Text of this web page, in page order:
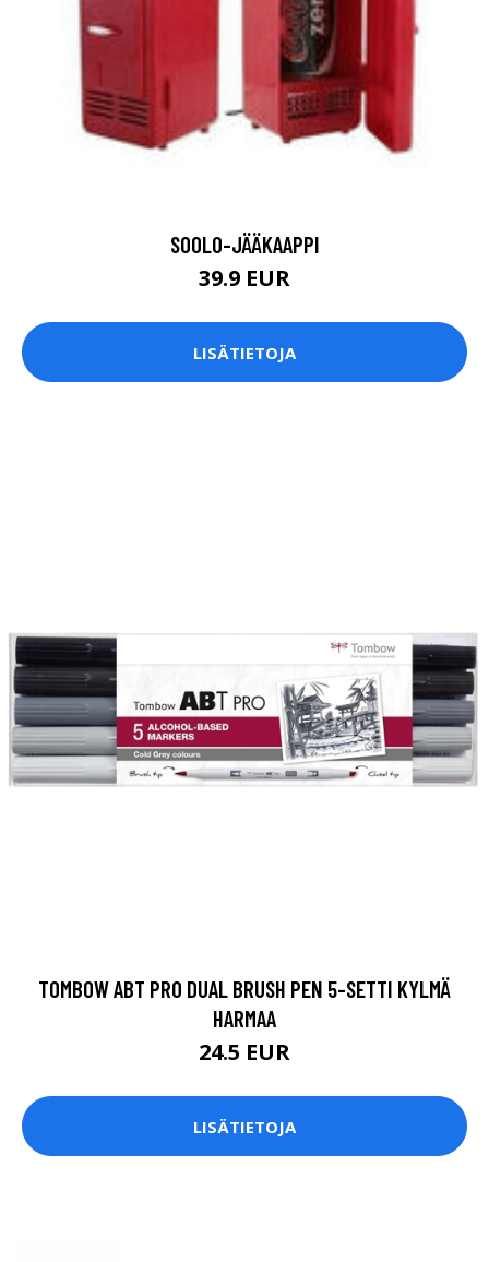
SOOLO-JÄÄKAAPPI
39.9 EUR
LISÄTIETOJA
TOMBOW ABT PRO DUAL BRUSH PEN 5-SETTI KYLMÄ
HARMAA
24.5 EUR
LISÄTIETOJA